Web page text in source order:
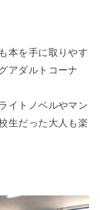
本を手に取りやす
アダルトコーナ
イトノベルやマン
生だった大人も楽